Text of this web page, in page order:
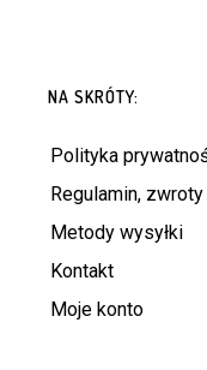
NA SKRÓTY:
Polityka
Regulamin,
Metody wysyłki
Kontakt
Moje konto